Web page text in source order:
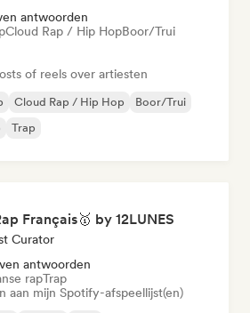
antwoorden
Cloud Rap / Hip HopBoor/Trui
of reels over artiesten
Cloud Rap / Hip Hop
Boor/Trui
Trap
Français🥇 by 12LUNES
Curator
antwoorden
rapTrap
aan mijn Spotify-afspeellijst(en)